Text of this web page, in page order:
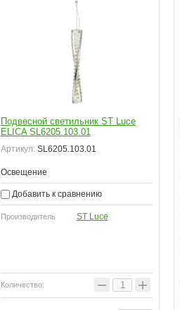
Подвесной светильник ST Luce
ELICA SL6205.103.01
Артикул:SL6205.103.01
Освещение
Добавить к сравнению
Производитель ST Luce
Количество: − +